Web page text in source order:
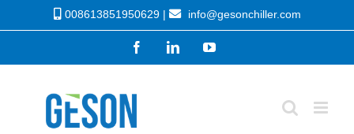
to
008613851950629 | info@gesonchiller.com
FacebookLinkedInYouTube